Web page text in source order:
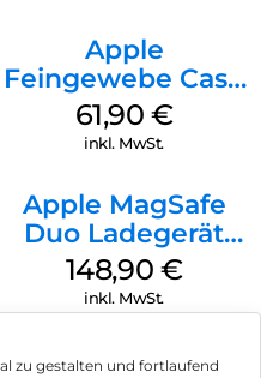
zu gestalten und fortlaufend
Apple
Feingewebe Case
iPhone 15 Pro
MagSafe Schwarz
61,90 €
inkl. MwSt.
Apple MagSafe
Duo Ladegerät
Weiß
148,90 €
inkl. MwSt.